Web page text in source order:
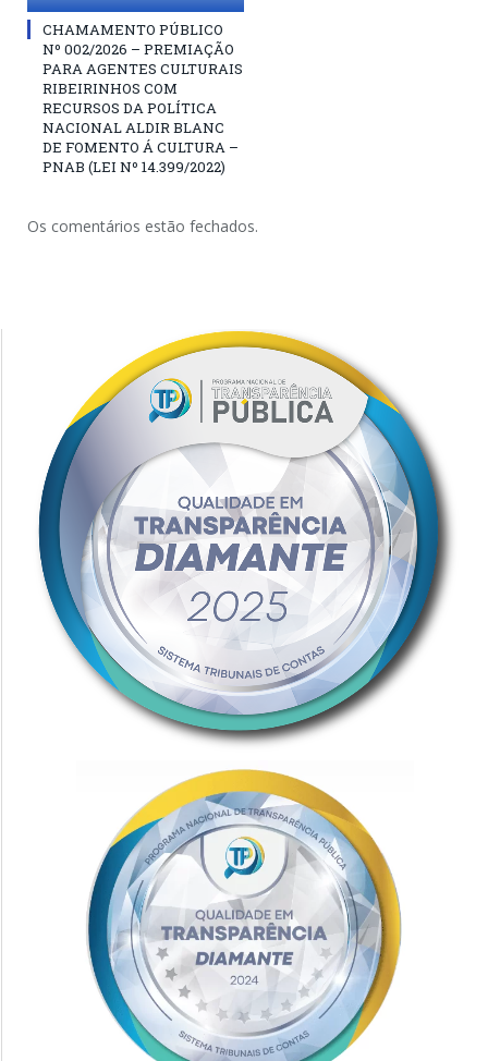
CHAMAMENTO PÚBLICO
Nº 002/2026 – PREMIAÇÃO
PARA AGENTES CULTURAIS
RIBEIRINHOS COM
RECURSOS DA POLÍTICA
NACIONAL ALDIR BLANC
DE FOMENTO Á CULTURA –
PNAB (LEI Nº 14.399/2022)
Os comentários estão fechados.